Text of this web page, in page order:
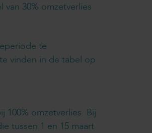
30% omzetverlies
te
vinden in de tabel op
100% omzetverlies. Bij
tussen 1 en 15 maart